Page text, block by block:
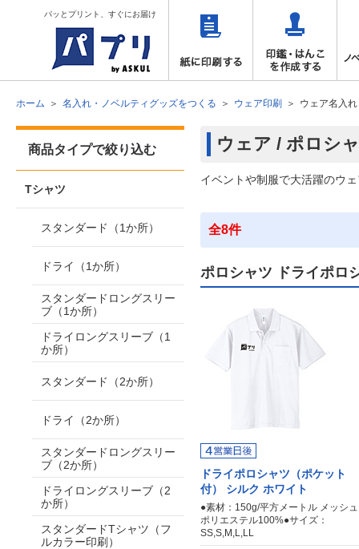
パッとプリント、すぐにお届け
ホーム 名入れ・ノベルティグッズをつくる ウェア印刷 ウェア名入
ウェア / ポロシ
イベントや制服で大活躍のウ
全8件
ポロシャツ ドライポロ
ドライポロシャツ（ポケット
付） シルク ホワイト
●素材：150g/平方メートル メッシュ
ポリエステル100%●サイズ：
SS,S,M,L,LL
商品タイプで絞り込む
Tシャツ
スタンダード（1か所）
ドライ（1か所）
スタンダードロングスリー
ブ（1か所）
ドライロングスリーブ（1
か所）
スタンダード（2か所）
ドライ（2か所）
スタンダードロングスリー
ブ（2か所）
ドライロングスリーブ（2
か所）
スタンダードTシャツ（フ
ルカラー印刷）